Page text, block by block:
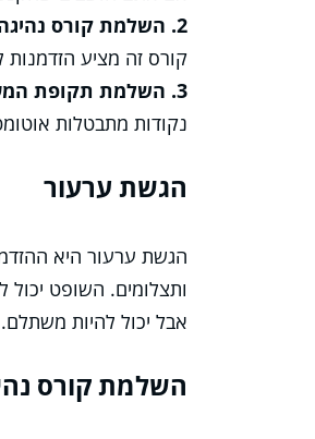
2. השלמת קורס נהיגה מונעת:
קורס זה מציע
3. השלמת תקופת המעקב:
נקודות מתבטלות
הגשת ערעור
הגשת ערעור היא
ותצלומים. השופט
אבל יכול להיות משתלם.
השלמת קורס